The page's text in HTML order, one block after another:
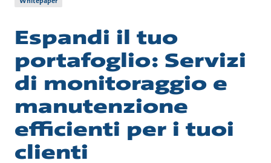
Espandi il tuo
portafoglio: Servizi
di monitoraggio e
manutenzione
efficienti per i tuoi
clienti